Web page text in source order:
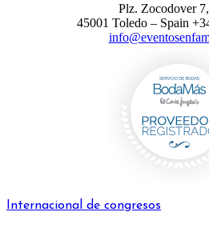
Plz. Zocodover
45001 Toledo – Spain
Internacional de congresos